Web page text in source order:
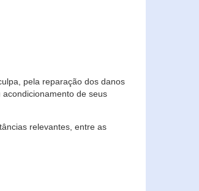
pela reparação dos danos
de seus
relevantes, entre as